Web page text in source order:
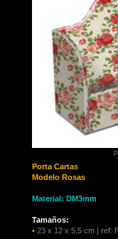
Porta Cartas
Modelo Rosas
Material: DM3mm
Tamaños:
• 23 x 12 x 5,5 cm | ref: